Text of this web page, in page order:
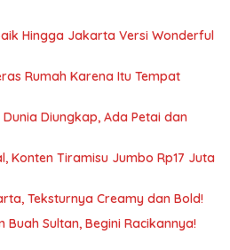
Hingga Jakarta Versi Wonderful
Rumah Karena Itu Tempat
Diungkap, Ada Petai dan
Konten Tiramisu Jumbo Rp17 Juta
Teksturnya Creamy dan Bold!
Buah Sultan, Begini Racikannya!